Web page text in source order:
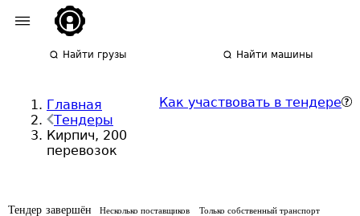
Найти грузы Найти машины
Главная
Тендеры
Кирпич, 200
перевозок
Как участвовать в тендере
Тендер завершён Несколько поставщиков Только собственный транспорт